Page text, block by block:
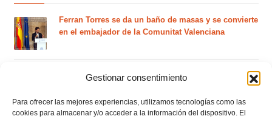
Gestionar consentimiento
Para ofrecer las mejores experiencias, utilizamos tecnologías como las
cookies para almacenar y/o acceder a la información del dispositivo. El
Ferran Torres se da un baño de masas y se convierte
en el embajador de la Comunitat Valenciana
Estos son los dos grupos y calendarios de Lliga